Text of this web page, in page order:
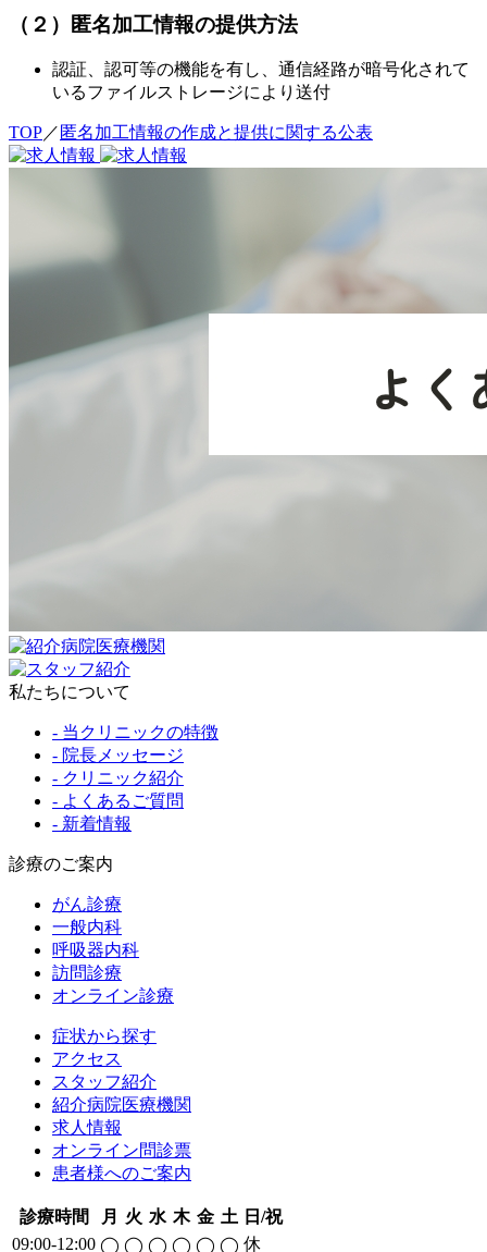
（２）匿名加工情報の提供方法
認証、認可等の機能を有し、通信経路が暗号化されて
いるファイルストレージにより送付
TOP／ 匿名加工情報の作成と提供に関する公表
私たちについて
- 当クリニックの特徴
- 院長メッセージ
- クリニック紹介
- よくあるご質問
- 新着情報
診療のご案内
がん診療
一般内科
呼吸器内科
訪問診療
オンライン診療
症状から探す
アクセス
スタッフ紹介
紹介病院医療機関
求人情報
オンライン問診票
患者様へのご案内
診療時間 月 火 水 木 金 土 日/祝
09:00-12:00 ◯ ◯ ◯ ◯ ◯ ◯ 休